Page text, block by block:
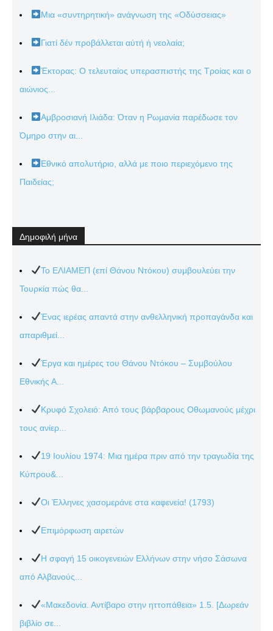
Μια «συντηρητική» ανάγνωση της «Οδύσσειας»
Γιατί δέν προβάλλεται αὐτή ἡ νεολαία;
Έκτορας: Ο τελευταίος υπερασπιστής της Τροίας και ο
αιώνιος...
Αμβροσιανή Ιλιάδα: Όταν η Ρωμανία παρέδωσε τον
Όμηρο στην αι...
Εθνικό απολυτήριο, αλλά με ποιο περιεχόμενο της
Παιδείας;
Δημοφιλή μήνα
Το ΕΛΙΑΜΕΠ (επί Θάνου Ντόκου) συμβουλεύει την
Τουρκία πώς θα...
Ένας ιερέας απαντά στην ανθελληνική προπαγάνδα και
απαριθμεί...
Έργα και ημέρες του Θάνου Ντόκου – Συμβούλου
Εθνικής Α...
Κρυφό Σχολειό: Από τους βάρβαρους Οθωμανούς μέχρι
τους ανίερ...
19 Ιουλίου 1974: Μια ημέρα πριν από την τραγωδία της
Κύπρου&...
Οι Έλληνες χασομεράνε στα καφενεία! (1793)
Επιμόρφωση αιρετών
Η σφαγή 15 οικογενειών Ελλήνων στην νήσο Σάσωνα
από Αλβανούς...
«Μακεδονία. Αντίβαρο στην ηττοπάθεια» 1.5. [Δωρεάν
βιβλίο σε...